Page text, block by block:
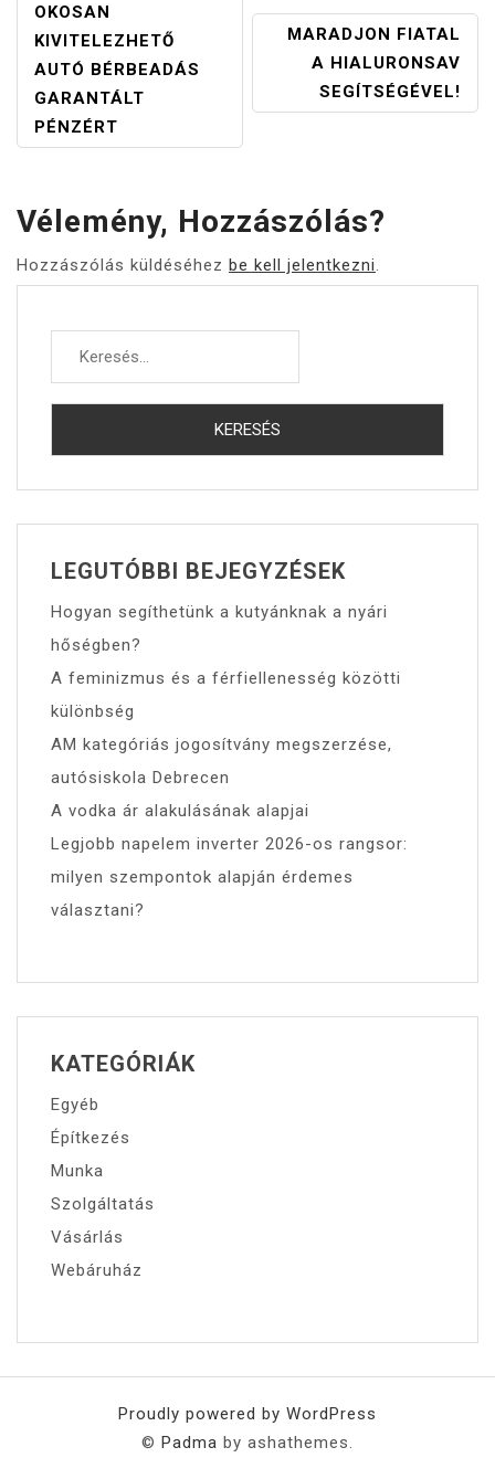
BEJEGYZÉS
NAVIGÁCIÓ
OKOSAN
KIVITELEZHETŐ
AUTÓ BÉRBEADÁS
GARANTÁLT
PÉNZÉRT
MARADJON FIATAL
A HIALURONSAV
SEGÍTSÉGÉVEL!
Vélemény, Hozzászólás?
Hozzászólás küldéséhez be kell jelentkezni
Keresés:
LEGUTÓBBI BEJEGYZÉSEK
Hogyan segíthetünk a kutyánknak a nyári
hőségben?
A feminizmus és a férfiellenesség közötti
különbség
AM kategóriás jogosítvány megszerzése,
autósiskola Debrecen
A vodka ár alakulásának alapjai
Legjobb napelem inverter 2026-os rangsor:
milyen szempontok alapján érdemes
választani?
KATEGÓRIÁK
Egyéb
Építkezés
Munka
Szolgáltatás
Vásárlás
Webáruház
Proudly powered by WordPress
© Padma by ashathemes.